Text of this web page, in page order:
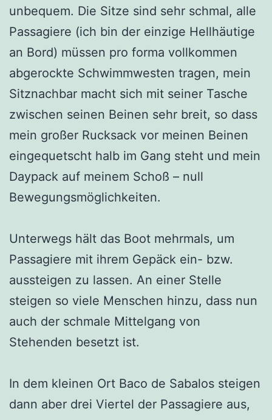
unbequem. Die Sitze sind sehr schmal, alle
Passagiere (ich bin der einzige Hellhäutige
an Bord) müssen pro forma vollkommen
abgerockte Schwimmwesten tragen, mein
Sitznachbar macht sich mit seiner Tasche
zwischen seinen Beinen sehr breit, so dass
mein großer Rucksack vor meinen Beinen
eingequetscht halb im Gang steht und mein
Daypack auf meinem Schoß – null
Bewegungsmöglichkeiten.
Unterwegs hält das Boot mehrmals, um
Passagiere mit ihrem Gepäck ein- bzw.
aussteigen zu lassen. An einer Stelle
steigen so viele Menschen hinzu, dass nun
auch der schmale Mittelgang von
Stehenden besetzt ist.
In dem kleinen Ort Baco de Sabalos steigen
dann aber drei Viertel der Passagiere aus,